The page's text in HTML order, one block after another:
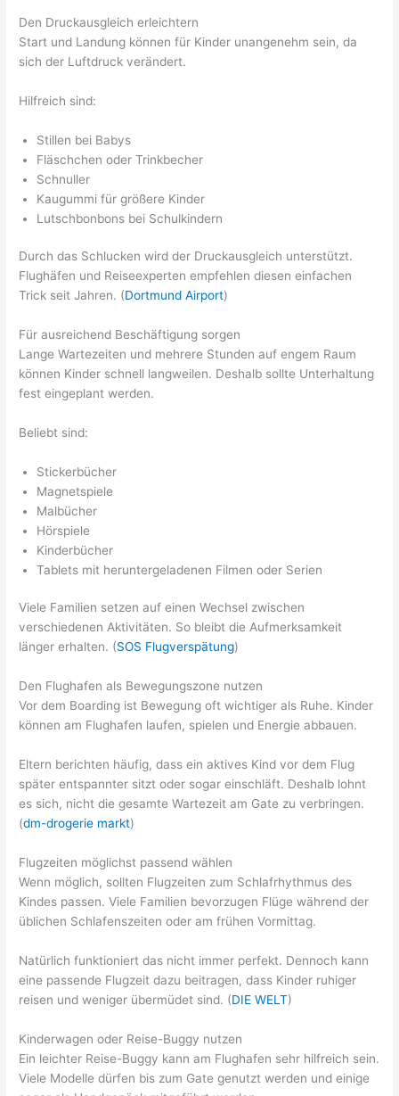
Den Druckausgleich erleichtern
Start und Landung können für Kinder unangenehm sein, da
sich der Luftdruck verändert.
Hilfreich sind:
Stillen bei Babys
Fläschchen oder Trinkbecher
Schnuller
Kaugummi für größere Kinder
Lutschbonbons bei Schulkindern
Durch das Schlucken wird der Druckausgleich unterstützt.
Flughäfen und Reiseexperten empfehlen diesen einfachen
Trick seit Jahren. (Dortmund Airport)
Für ausreichend Beschäftigung sorgen
Lange Wartezeiten und mehrere Stunden auf engem Raum
können Kinder schnell langweilen. Deshalb sollte Unterhaltung
fest eingeplant werden.
Beliebt sind:
Stickerbücher
Magnetspiele
Malbücher
Hörspiele
Kinderbücher
Tablets mit heruntergeladenen Filmen oder Serien
Viele Familien setzen auf einen Wechsel zwischen
verschiedenen Aktivitäten. So bleibt die Aufmerksamkeit
länger erhalten. (SOS Flugverspätung)
Den Flughafen als Bewegungszone nutzen
Vor dem Boarding ist Bewegung oft wichtiger als Ruhe. Kinder
können am Flughafen laufen, spielen und Energie abbauen.
Eltern berichten häufig, dass ein aktives Kind vor dem Flug
später entspannter sitzt oder sogar einschläft. Deshalb lohnt
es sich, nicht die gesamte Wartezeit am Gate zu verbringen.
(dm-drogerie markt)
Flugzeiten möglichst passend wählen
Wenn möglich, sollten Flugzeiten zum Schlafrhythmus des
Kindes passen. Viele Familien bevorzugen Flüge während der
üblichen Schlafenszeiten oder am frühen Vormittag.
Natürlich funktioniert das nicht immer perfekt. Dennoch kann
eine passende Flugzeit dazu beitragen, dass Kinder ruhiger
reisen und weniger übermüdet sind. (DIE WELT)
Kinderwagen oder Reise-Buggy nutzen
Ein leichter Reise-Buggy kann am Flughafen sehr hilfreich sein.
Viele Modelle dürfen bis zum Gate genutzt werden und einige